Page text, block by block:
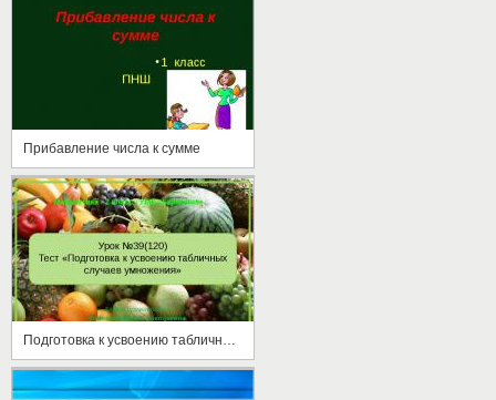
Прибавление числа к сумме